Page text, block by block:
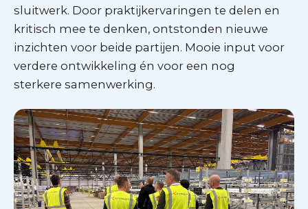
sluitwerk. Door praktijkervaringen te delen en
kritisch mee te denken, ontstonden nieuwe
inzichten voor beide partijen. Mooie input voor
verdere ontwikkeling én voor een nog
sterkere samenwerking.